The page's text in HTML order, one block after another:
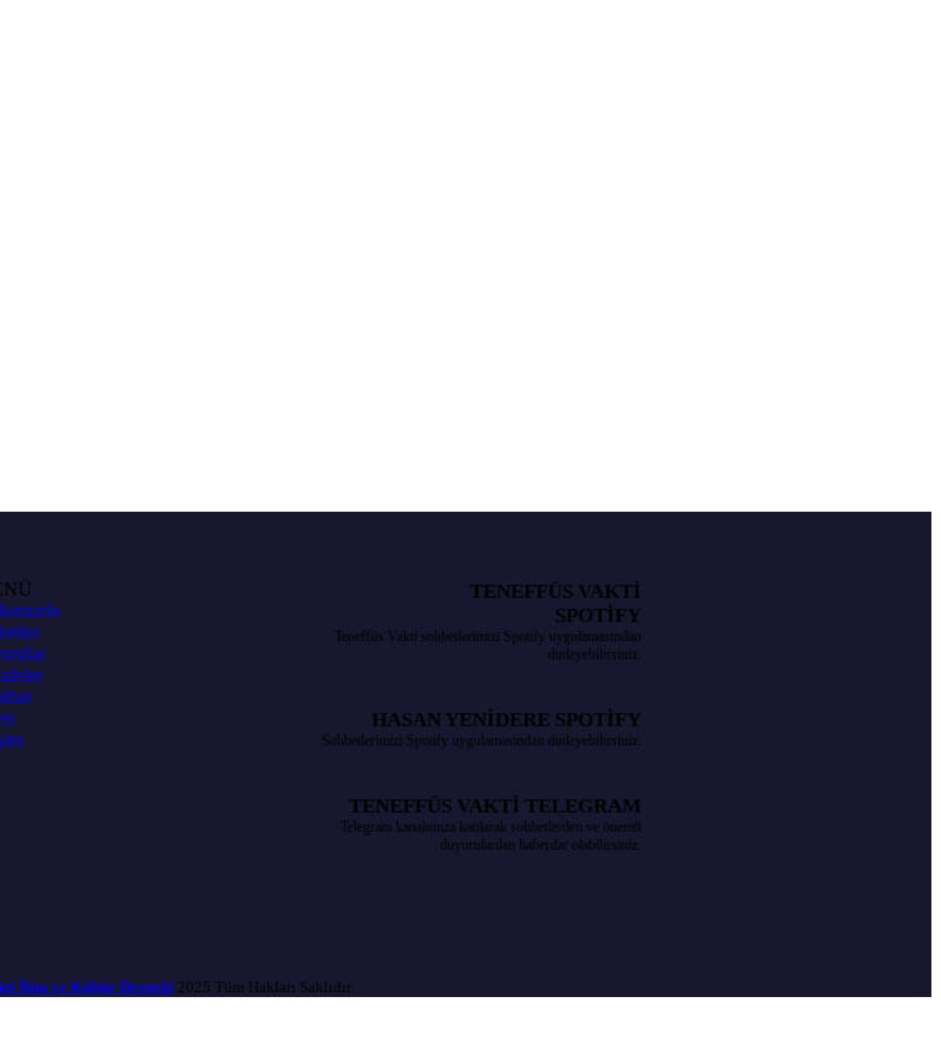
TENEFFÜS VAKTİ
SPOTİFY
Teneffüs Vakti sohbetlerimizi Spotify uygulamasından
dinleyebilirsiniz.
HASAN YENİDERE SPOTİFY
Sohbetlerimizi Spotify uygulamasından dinleyebilirsiniz.
TENEFFÜS VAKTİ TELEGRAM
Telegram kanalımıza katılarak sohbetlerden ve önemli
duyurulardan haberdar olabilirsiniz.
İlim ve Kültür Derneği 2025 Tüm Hakları Saklıdır